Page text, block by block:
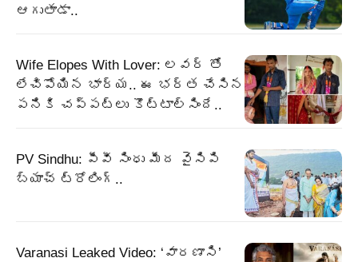
ఆగుతాడా..
Wife Elopes With Lover: లవర్ తో
లేచిపోయిన భార్య.. ఈ భర్త చేసిన
పనికి చప్పట్లు కొట్టాల్సిందే..
PV Sindhu: పీవీ సింధు మీద వైసిపి
బ్యాచ్ ట్రోలింగ్..
Varanasi Leaked Video: ‘వారణాసి’